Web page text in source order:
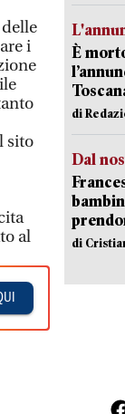
i
sito
al
È
di
Dal
di